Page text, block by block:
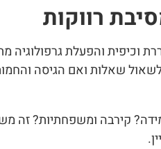
רווקות
וכיפית והפעלת
שאלות ואם הגיסה
קירבה ומשפחתיות? זה